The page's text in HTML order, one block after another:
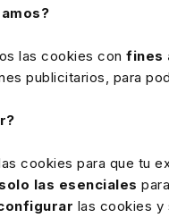
las cookies con fines
publicitarios, para
cookies para que tu
las esenciales
las cookies y
Primer